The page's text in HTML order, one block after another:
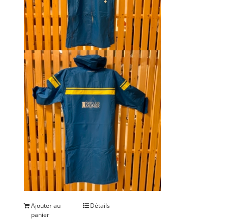
Ajouter au
panier
Détails